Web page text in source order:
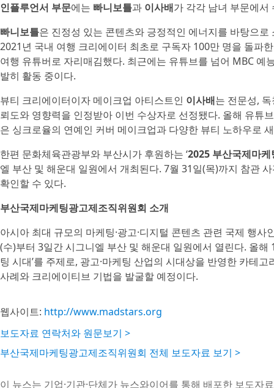
인플루언서 부문에는 빠니보틀과 이사배가 각각 남녀 부문에서
빠니보틀은 진정성 있는 콘텐츠와 긍정적인 에너지를 바탕으
2021년 국내 여행 크리에이터 최초로 구독자 100만 명을 돌파
여행 유튜버로 자리매김했다. 최근에는 유튜브를 넘어 MBC 예
발히 활동 중이다.
뷰티 크리에이터이자 메이크업 아티스트인 이사배는 전문성,
뢰도와 영향력을 인정받아 이번 수상자로 선정됐다. 올해 유튜
은 싱크로율의 연예인 커버 메이크업과 다양한 뷰티 노하우로
한편 문화체육관광부와 부산시가 후원하는 ‘2025 부산국제마
엘 부산 및 해운대 일원에서 개최된다. 7월 31일(목)까지 참관
확인할 수 있다.
부산국제마케팅광고제조직위원회 소개
아시아 최대 규모의 마케팅·광고·디지털 콘텐츠 관련 국제 행사
(수)부터 3일간 시그니엘 부산 및 해운대 일원에서 열린다. 올
팅 시대’를 주제로, 광고·마케팅 산업의 시대상을 반영한 카테
사례와 크리에이티브 기법을 발굴할 예정이다.
웹사이트: http://www.madstars.org
보도자료 연락처와 원문보기 >
부산국제마케팅광고제조직위원회 전체 보도자료 보기 >
이 뉴스는 기업·기관·단체가 뉴스와이어를 통해 배포한 보도자